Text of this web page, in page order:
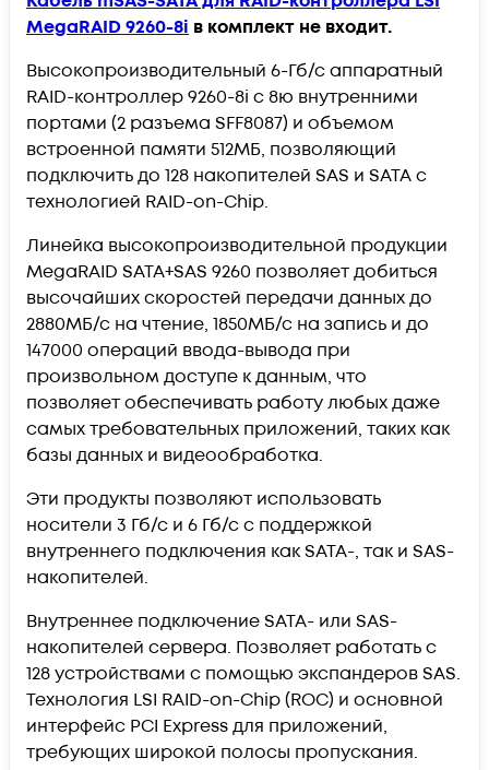
MegaRAID 9260-8i в комплект не входит.
Высокопроизводительный 6-Гб/с аппаратный
RAID-контроллер 9260-8i с 8ю внутренними
портами (2 разъема SFF8087) и объемом
встроенной памяти 512МБ, позволяющий
подключить до 128 накопителей SAS и SATA с
технологией RAID-on-Chip.
Линейка высокопроизводительной продукции
MegaRAID SATA+SAS 9260 позволяет добиться
высочайших скоростей передачи данных до
2880МБ/с на чтение, 1850МБ/с на запись и до
147000 операций ввода-вывода при
произвольном доступе к данным, что
позволяет обеспечивать работу любых даже
самых требовательных приложений, таких как
базы данных и видеообработка.
Эти продукты позволяют использовать
носители 3 Гб/с и 6 Гб/с с поддержкой
внутреннего подключения как SATA-, так и SAS-
накопителей.
Внутреннее подключение SATA- или SAS-
накопителей сервера. Позволяет работать с
128 устройствами с помощью экспандеров SAS.
Технология LSI RAID-on-Chip (ROC) и основной
интерфейс PCI Express для приложений,
требующих широкой полосы пропускания.